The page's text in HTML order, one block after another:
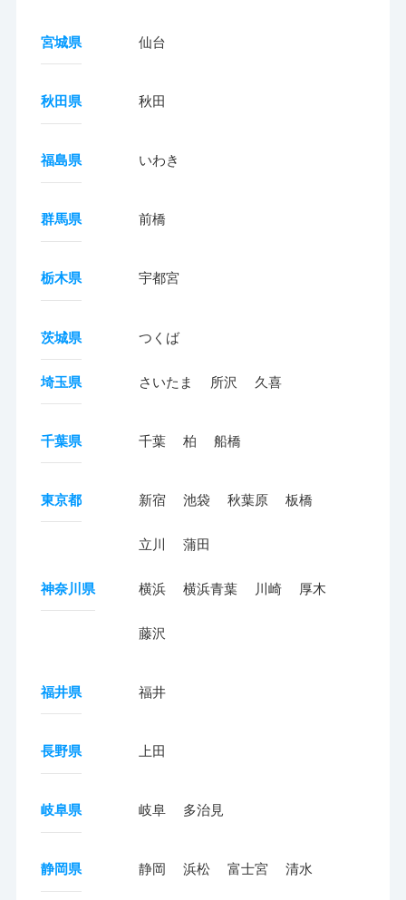
宮城県 仙台
秋田県 秋田
福島県 いわき
群馬県 前橋
栃木県 宇都宮
茨城県 つくば
埼玉県 さいたま 所沢 久喜
千葉県 千葉 柏 船橋
東京都 新宿 池袋 秋葉原 板橋
立川 蒲田
神奈川県 横浜 横浜青葉 川崎 厚木
藤沢
福井県 福井
長野県 上田
岐阜県 岐阜 多治見
静岡県 静岡 浜松 富士宮 清水